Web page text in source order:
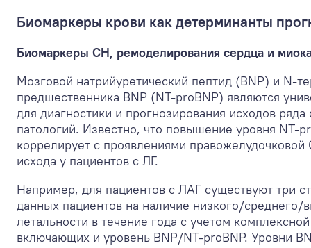
Биомаркеры крови как детерминанты
Биомаркеры СН, ремоделирования сердца и
Мозговой натрийуретический пептид (BNP) и N-
предшественника BNP (NT-proBNP) являются
для диагностики и прогнозирования исходов
патологий. Известно, что повышение уровня NT-
коррелирует с проявлениями
исхода у пациентов с ЛГ.
Например, для пациентов с ЛАГ существуют три
данных пациентов на наличие низкого/среднего/
летальности в течение года с учетом
включающих и уровень BNP/NT-proBNP. Уровни